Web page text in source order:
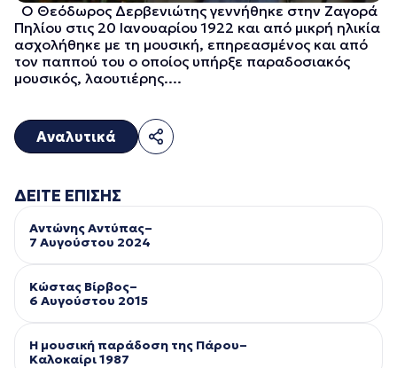
Ο Θεόδωρος Δερβενιώτης γεννήθηκε στην Ζαγορά
Πηλίου στις 20 Ιανουαρίου 1922 και από μικρή ηλικία
ασχολήθηκε με τη μουσική, επηρεασμένος και από
τον παππού του ο οποίος υπήρξε παραδοσιακός
μουσικός, λαουτιέρης....
Αναλυτικά
ΔΕΙΤΕ ΕΠΙΣΗΣ
Αντώνης Αντύπας–
7 Αυγούστου 2024
Κώστας Βίρβος–
6 Αυγούστου 2015
Η μουσική παράδοση της Πάρου–
Kαλοκαίρι 1987